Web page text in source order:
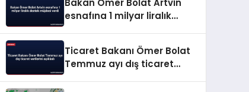
Bakan Ömer Bolat Artvin
esnafına 1 milyar liralık
Ticaret Bakanı Ömer Bolat
Temmuz ayı dış ticaret